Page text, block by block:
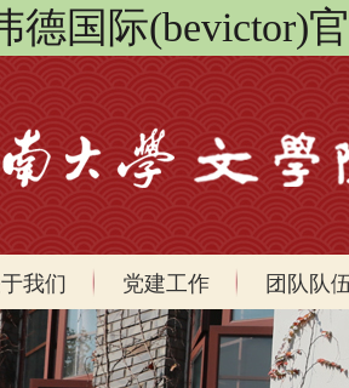
德国际(bevictor)
我们 党建工作 团队队